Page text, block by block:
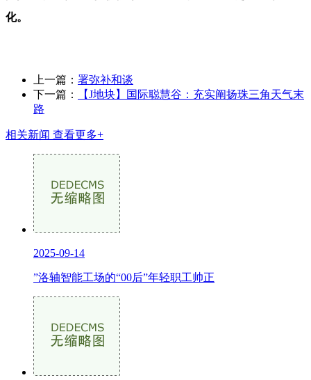
化。
上一篇： 署弥补和谈
下一篇：
【J地块】国际聪慧谷：充实阐扬珠三角天气末
路
相关新闻 查看更多+
2025-09-14
”洛轴智能工场的“00后”年轻职工帅正